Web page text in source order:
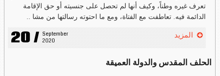
تعرف غيره وطناً، وكيف أنها لم تحصل على جنسيته أو حق الإقامة
الدائمة فيه. تعاطفت مع الفتاة، ومع ما احتوته رسالتها من مشا ..
20 / September
2020
المزيد
الحلف المقدس والدولة العميقة